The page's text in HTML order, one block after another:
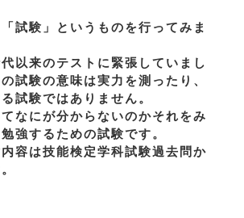
試験」というものを行ってみま
以来のテストに緊張していまし
試験の意味は実力を測ったり、
試験ではありません。
なにが分からないのかそれをみ
強するための試験です。
容は技能検定学科試験過去問か